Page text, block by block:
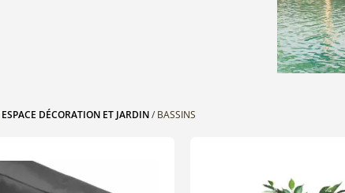
ESPACE DÉCORATION ET JARDIN/ BASSINS